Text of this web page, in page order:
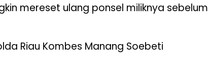
mereset ulang ponsel miliknya sebelum
Riau Kombes Manang Soebeti